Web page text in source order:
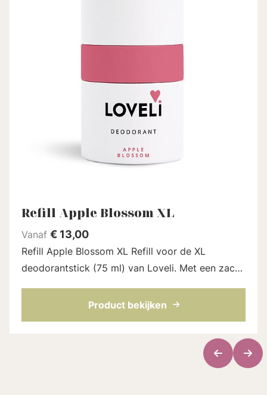
Refill Apple Blossom XL
Vanaf € 13,00
Refill Apple Blossom XL Refill voor de XL
deodorantstick (75 ml) van Loveli. Met een zacht
parfum. De refill zit in een nieuwe kar...
Product bekijken